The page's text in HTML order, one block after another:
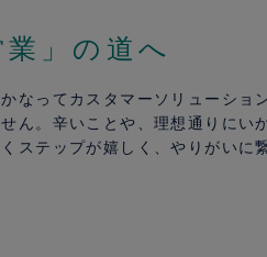
」の道へ
なってカスタマーソリューシ
ん。辛いことや、理想通りに
ステップが嬉しく、やりがい